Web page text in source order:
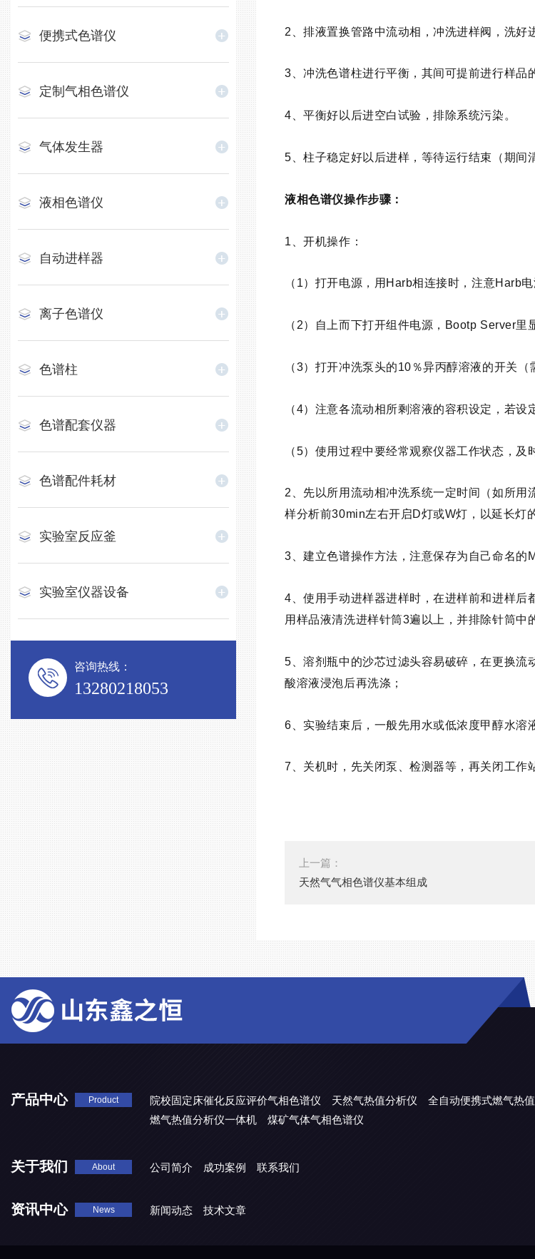
便携式色谱仪
定制气相色谱仪
气体发生器
液相色谱仪
自动进样器
离子色谱仪
色谱柱
色谱配套仪器
色谱配件耗材
实验室反应釜
实验室仪器设备
咨询热线：
13280218053
2、排液置换管路中流动相，冲洗进样阀，洗好
3、冲洗色谱柱进行平衡，其间可提前进行样品
4、平衡好以后进空白试验，排除系统污染。
5、柱子稳定好以后进样，等待运行结束（期间
液相色谱仪操作步骤：
1、开机操作：
（1）打开电源，用Harb相连接时，注意Harb
（2）自上而下打开组件电源，Bootp Server
（3）打开冲洗泵头的10％异丙醇溶液的开关
（4）注意各流动相所剩溶液的容积设定，若
（5）使用过程中要经常观察仪器工作状态，及
2、先以所用流动相冲洗系统一定时间（如所
样分析前30min左右开启D灯或W灯，以延长灯
3、建立色谱操作方法，注意保存为自己命名的
4、使用手动进样器进样时，在进样前和进样后
用样品液清洗进样针筒3遍以上，并排除针筒中
5、溶剂瓶中的沙芯过滤头容易破碎，在更换流
酸溶液浸泡后再洗涤；
6、实验结束后，一般先用水或低浓度甲醇水溶
7、关机时，先关闭泵、检测器等，再关闭工作
上一篇：
天然气气相色谱仪基本组成
产品中心 Product 院校固定床催化反应评价气相色谱仪 天然气热值分析仪
全自动便携式燃气热
燃气热值分析仪一体机
煤矿气体气相色谱仪
关于我们 About 公司简介 成功案例 联系我们
资讯中心 News 新闻动态 技术文章